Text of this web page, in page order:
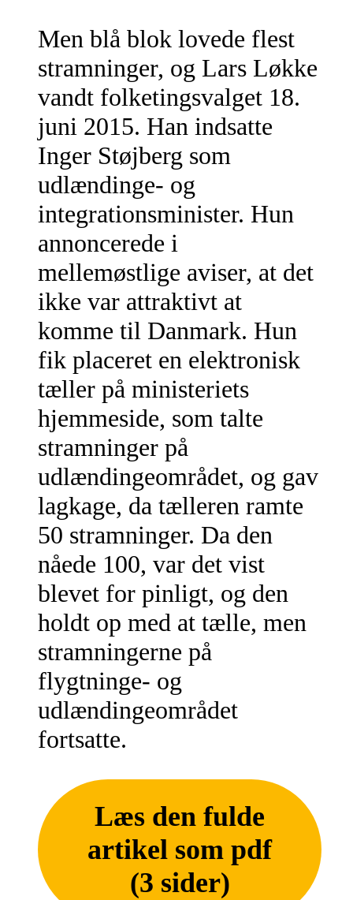
Men blå blok lovede flest
stramninger, og Lars Løkke
vandt folketingsvalget 18.
juni 2015. Han indsatte
Inger Støjberg som
udlændinge- og
integrationsminister. Hun
annoncerede i
mellemøstlige aviser, at det
ikke var attraktivt at
komme til Danmark. Hun
fik placeret en elektronisk
tæller på ministeriets
hjemmeside, som talte
stramninger på
udlændingeområdet, og gav
lagkage, da tælleren ramte
50 stramninger. Da den
nåede 100, var det vist
blevet for pinligt, og den
holdt op med at tælle, men
stramningerne på
flygtninge- og
udlændingeområdet
fortsatte.
Læs den fulde
artikel som pdf
(3 sider)